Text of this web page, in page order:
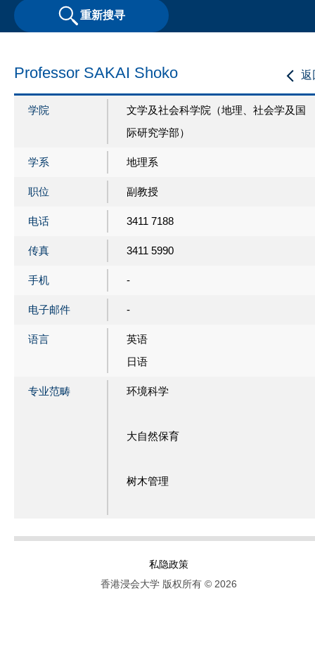
重新搜寻
返
Professor SAKAI Shoko
学院
文学及社会科学院（地理、社会学及国
际研究学部）
学系 地理系
职位 副教授
电话 3411 7188
传真 3411 5990
手机 -
电子邮件 -
语言
英语
日语
专业范畴 环境科学
大自然保育
树木管理
私隐政策
香港浸会大学 版权所有 © 2026